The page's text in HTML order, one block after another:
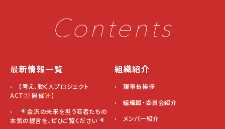
Contents
最新情報一覧
› 【考え、動く人プロジェクト
ACT① 開催
】
›
金沢の未来を担う若者たちの
本気の提言を、ぜひご覧ください
組織紹介
› 理事長挨拶
› 組織図・委員会紹介
› メンバー紹介